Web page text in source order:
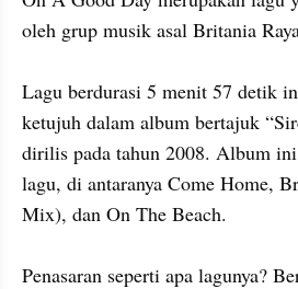
oleh grup musik asal Britania
Lagu berdurasi 5 menit 57 detik
ketujuh dalam album bertajuk
dirilis pada tahun 2008. Album
lagu, di antaranya Come Home,
Mix), dan On The Beach.
Penasaran seperti apa lagunya?